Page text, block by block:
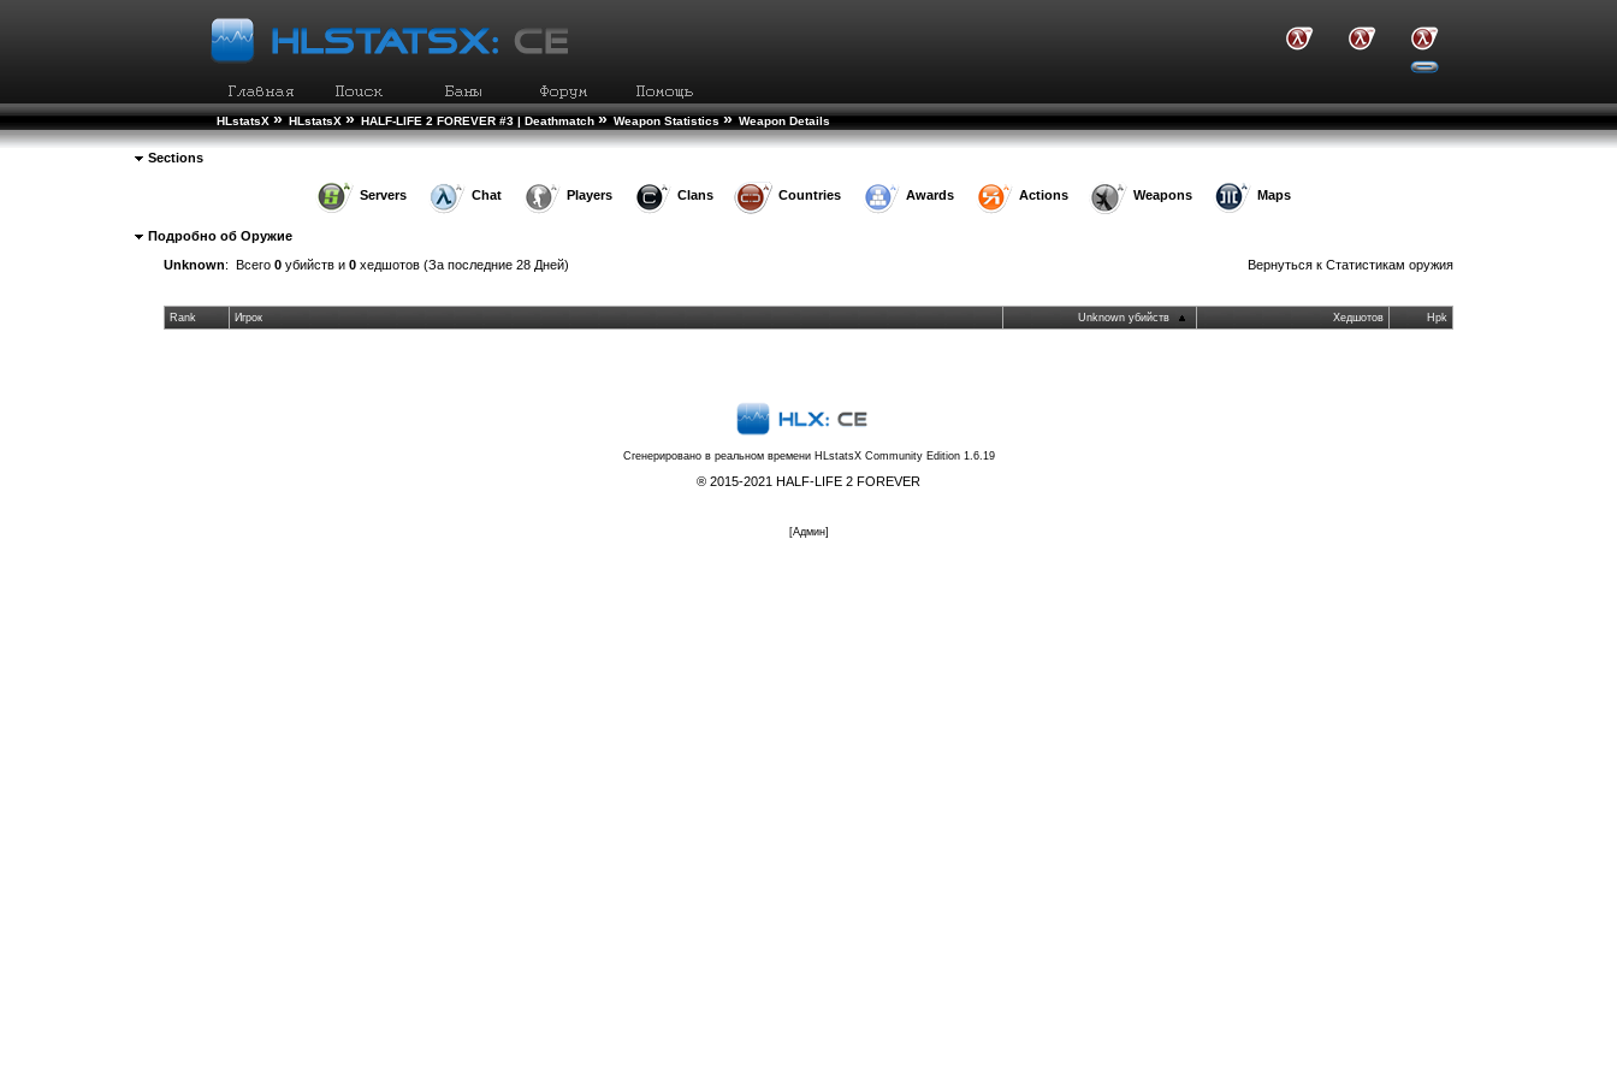
HLstatsX » HLstatsX » HALF-LIFE 2 FOREVER #3 | Deathmatch » Weapon Statistics » Weapon Details
Sections
Servers Chat Players Clans Countries Awards Actions Weapons Maps
Подробно об Оружие
Unknown: Всего 0убийств и 0хедшотов (За последние 28 Дней) Вернуться кСтатистикам оружия
Rank Игрок Unknown убийств Хедшотов Hpk
Сгенерировано в реальном времени HLstatsX Community Edition 1.6.19
® 2015-2021 HALF-LIFE 2 FOREVER
[Админ]